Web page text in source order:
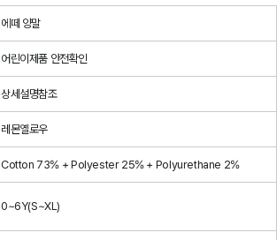
에떼 양말
어린이제품 안전확인
상세설명참조
레몬옐로우
Cotton 73% + Polyester 25% + Polyurethane 2%
0~6Y(S~XL)